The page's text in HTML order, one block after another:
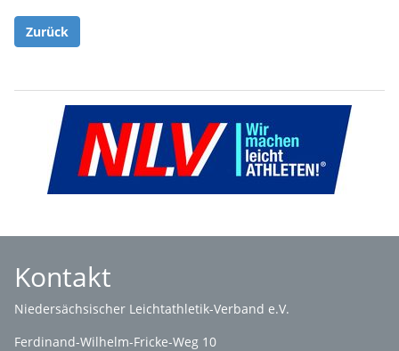
Zurück
Kontakt
Niedersächsischer Leichtathletik-Verband e.V.
Ferdinand-Wilhelm-Fricke-Weg 10